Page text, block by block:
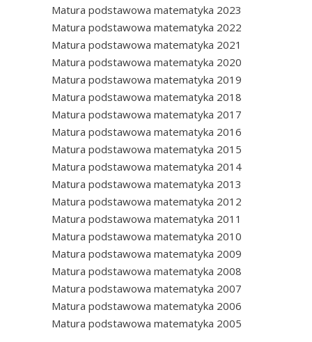
Matura podstawowa matematyka 2023
Matura podstawowa matematyka 2022
Matura podstawowa matematyka 2021
Matura podstawowa matematyka 2020
Matura podstawowa matematyka 2019
Matura podstawowa matematyka 2018
Matura podstawowa matematyka 2017
Matura podstawowa matematyka 2016
Matura podstawowa matematyka 2015
Matura podstawowa matematyka 2014
Matura podstawowa matematyka 2013
Matura podstawowa matematyka 2012
Matura podstawowa matematyka 2011
Matura podstawowa matematyka 2010
Matura podstawowa matematyka 2009
Matura podstawowa matematyka 2008
Matura podstawowa matematyka 2007
Matura podstawowa matematyka 2006
Matura podstawowa matematyka 2005